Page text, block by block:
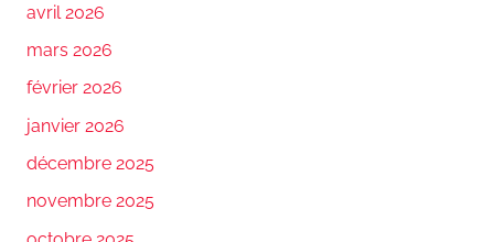
avril 2026
mars 2026
février 2026
janvier 2026
décembre 2025
novembre 2025